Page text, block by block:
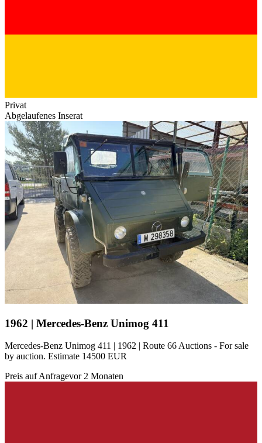
Privat
Abgelaufenes Inserat
1962 | Mercedes-Benz Unimog 411
Mercedes-Benz Unimog 411 | 1962 | Route 66 Auctions - For sale
by auction. Estimate 14500 EUR
Preis auf Anfragevor 2 Monaten